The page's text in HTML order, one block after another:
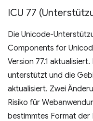
ICU 77
Die Unicode-
Components for
Version 77.1
unterstützt und die
aktualisiert. Zwei
Risiko für
bestimmtes Format der